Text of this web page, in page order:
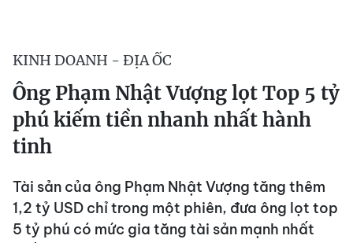
KINH DOANH - ĐỊA ỐC
Ông Phạm Nhật Vượng lọt Top 5 tỷ
phú kiếm tiền nhanh nhất hành
tinh
Tài sản của ông Phạm Nhật Vượng tăng thêm
1,2 tỷ USD chỉ trong một phiên, đưa ông lọt top
5 tỷ phú có mức gia tăng tài sản mạnh nhất